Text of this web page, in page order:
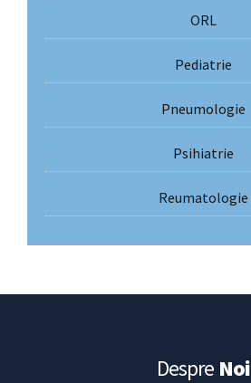
ORL
Pediatrie
Pneumologie
Psihiatrie
Reumatologie
Despre Noi